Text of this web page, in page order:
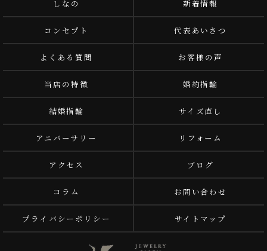
しなの 新着情報
コンセプト 代表あいさつ
よくある質問 お客様の声
当店の特徴 婚約指輪
結婚指輪 サイズ直し
アニバーサリー リフォーム
アクセス ブログ
コラム お問い合わせ
プライバシーポリシー サイトマップ